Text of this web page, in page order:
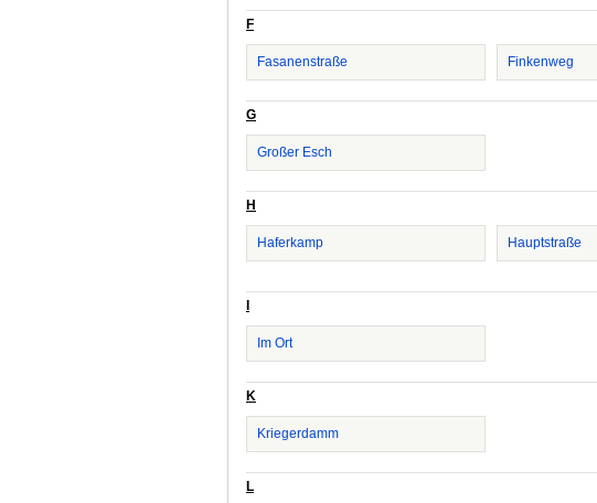
F
Fasanenstraße Finkenweg
G
Großer Esch
H
Haferkamp Hauptstraße
Im Ort
K
Kriegerdamm
L